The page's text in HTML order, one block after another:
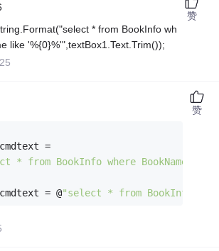
* from BookInfo wh
like '%{0}%'",textBox1.Text.Trim());
赞
cmdtext =
* from BookInfo where BookName
cmdtext = @"select * from BookInfo
赞